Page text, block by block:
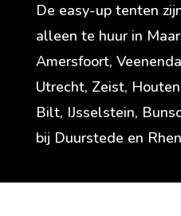
De easy-up tenten
alleen te huur in
Amersfoort,
Utrecht, Zeist,
Bilt, IJsselstein,
bij Duurstede en